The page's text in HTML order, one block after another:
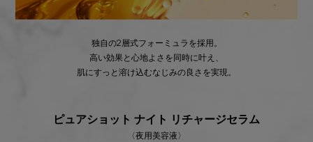
独自の2層式フォーミュラを採用。
高い効果と心地よさを同時に叶え、
肌にすっと溶け込むなじみの良さを実現。
ピュアショット ナイト リチャージセラム
〈夜用美容液〉